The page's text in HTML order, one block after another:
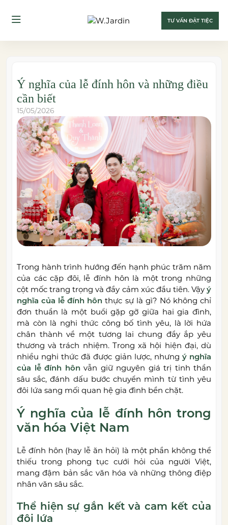
TƯ VẤN ĐẶT TIỆC
Ý nghĩa của lễ đính hôn và những điều
cần biết
15/05/2026
Trong hành trình hướng đến hạnh phúc trăm năm
của các cặp đôi, lễ đính hôn là một trong những
cột mốc trang trọng và đầy cảm xúc đầu tiên. Vậy ý
nghĩa của lễ đính hôn thực sự là gì? Nó không chỉ
đơn thuần là một buổi gặp gỡ giữa hai gia đình,
mà còn là nghi thức công bố tình yêu, là lời hứa
chân thành về một tương lai chung đầy ắp yêu
thương và trách nhiệm. Trong xã hội hiện đại, dù
nhiều nghi thức đã được giản lược, nhưng ý nghĩa
của lễ đính hôn vẫn giữ nguyên giá trị tinh thần
sâu sắc, đánh dấu bước chuyển mình từ tình yêu
đôi lứa sang mối quan hệ gia đình bền chặt.
Ý nghĩa của lễ đính hôn trong
văn hóa Việt Nam
Lễ đính hôn (hay lễ ăn hỏi) là một phần không thể
thiếu trong phong tục cưới hỏi của người Việt,
mang đậm bản sắc văn hóa và những thông điệp
nhân văn sâu sắc.
Thể hiện sự gắn kết và cam kết của
đôi lứa